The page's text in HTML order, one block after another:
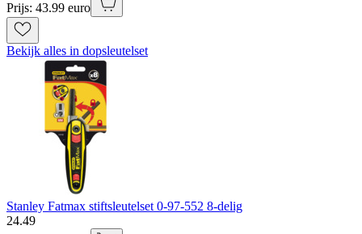
Prijs: 43.99 euro
Bekijk alles in dopsleutelset
Stanley Fatmax stiftsleutelset 0-97-552 8-delig
24.49